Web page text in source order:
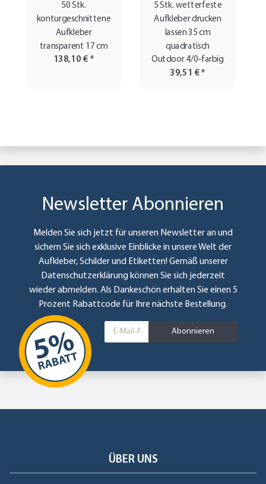
50 Stk.
konturgeschnittene
Aufkleber
transparent 17 cm
138,10 € *
5 Stk. wetterfeste
Aufkleber drucken
lassen 35 cm
quadratisch
Outdoor 4/0-farbig
39,51 €*
Newsletter Abonnieren
Melden Sie sich jetzt für unseren Newsletter an und
sichern Sie sich exklusive Einblicke in unsere Welt der
Aufkleber, Schilder und Etiketten! Gemäß unserer
Datenschutzerklärung können Sie sich jederzeit
wieder abmelden. Als Dankeschön erhalten Sie einen 5
Prozent Rabattcode für Ihre nächste Bestellung.
Abonnieren
ÜBER UNS